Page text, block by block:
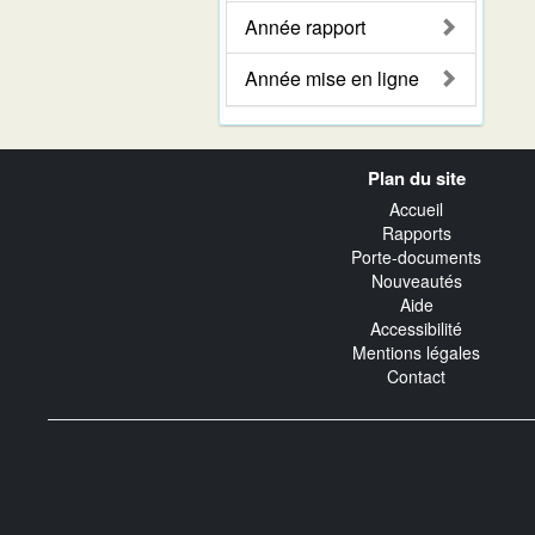
Année rapport
Année mise en ligne
Plan du site
Accueil
Rapports
Porte-documents
Nouveautés
Aide
Accessibilité
Mentions légales
Contact